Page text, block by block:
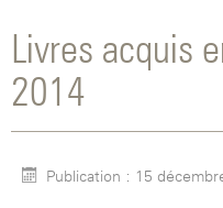
Livres acquis
2014
Publication : 15